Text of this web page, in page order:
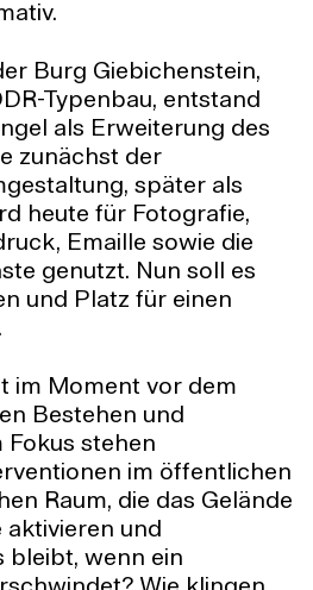
Burg Giebichenstein,
Typenbau, entstand
als Erweiterung des
zunächst der
später als
heute für Fotografie,
Emaille sowie die
genutzt. Nun soll es
und Platz für einen
im Moment vor dem
Bestehen und
Fokus stehen
im öffentlichen
Raum, die das Gelände
aktivieren und
bleibt, wenn ein